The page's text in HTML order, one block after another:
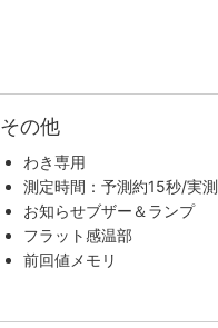
その他
わき専用
測定時間：予測約15秒/実
お知らせブザー＆ランプ
フラット感温部
前回値メモリ